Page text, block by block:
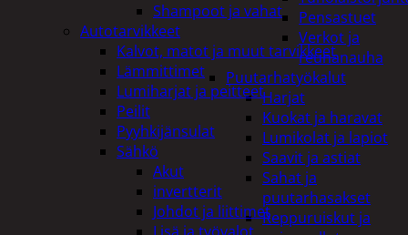
Pensastuet
Verkot ja
reunanauha
Puutarhatyökalut
Harjat
Kuokat ja haravat
Lumikolat ja lapiot
Saavit ja astiat
Sahat ja
puutarhasakset
Reppuruiskut ja
Shampoot ja vahat
Autotarvikkeet
Kalvot, matot ja muut tarvikkeet
Lämmittimet
Lumiharjat ja peitteet
Peilit
Pyyhkijänsulat
Sähkö
Akut
invertterit
Johdot ja liittimet